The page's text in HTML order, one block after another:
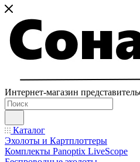
Интернет-магазин
Каталог
Эхолоты и Картплоттеры
Комплекты Panoptix LiveScope